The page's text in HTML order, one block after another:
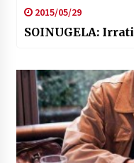
2015/05/29
SOINUGELA: